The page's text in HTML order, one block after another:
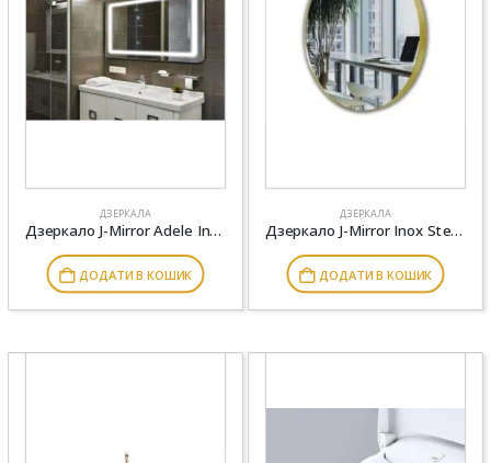
ДЗЕРКАЛА
Дзеркало J-Mirror Adele Inox 60*80
ДОДАТИ В КОШИК
ДЗЕРКАЛА
Дзеркало J-Mirror Inox Steel R 60×60 см, полотно 4 мм, рама фарбована RAL gold
ДОДАТИ В КОШИК